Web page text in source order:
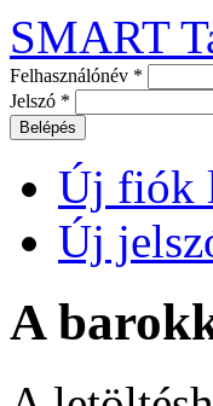
SMART
Felhasználónév *
Jelszó *
Új fiók
Új
A